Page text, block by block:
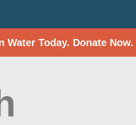
Today. Donate Now.